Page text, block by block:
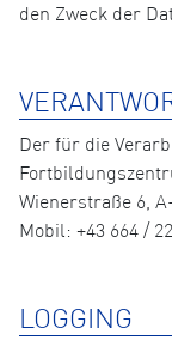
den Zweck der
Der für die
Wienerstraße 6,
Mobil: +43 664 /
LOGGING